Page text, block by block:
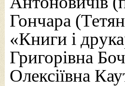
Гончара
«Книги і
Григорівна
Олексіївна